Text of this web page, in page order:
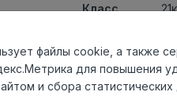
Класс
Актуальность
Вид
файлы cookie, а также
для повышения
и сбора статистических